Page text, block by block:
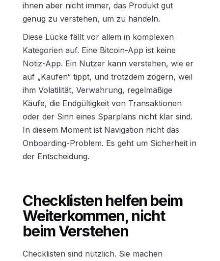
ihnen aber nicht immer, das Produkt gut
genug zu verstehen, um zu handeln.
Diese Lücke fällt vor allem in komplexen
Kategorien auf. Eine Bitcoin-App ist keine
Notiz-App. Ein Nutzer kann verstehen, wie er
auf „Kaufen“ tippt, und trotzdem zögern, weil
ihm Volatilität, Verwahrung, regelmäßige
Käufe, die Endgültigkeit von Transaktionen
oder der Sinn eines Sparplans nicht klar sind.
In diesem Moment ist Navigation nicht das
Onboarding-Problem. Es geht um Sicherheit in
der Entscheidung.
Checklisten helfen beim
Weiterkommen, nicht
beim Verstehen
Checklisten sind nützlich. Sie machen